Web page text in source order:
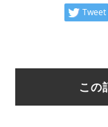
Tweet
この